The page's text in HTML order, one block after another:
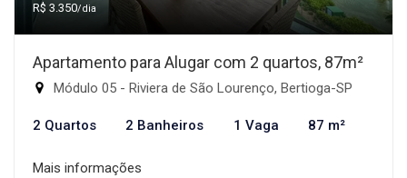
R$ 3.350/dia
Apartamento para Alugar com 2 quartos, 87m²
Módulo 05 - Riviera de São Lourenço, Bertioga-SP
2 Quartos 2 Banheiros 1 Vaga 87 m²
Mais informações